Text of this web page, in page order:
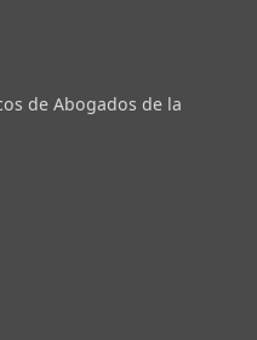
de Abogados de la